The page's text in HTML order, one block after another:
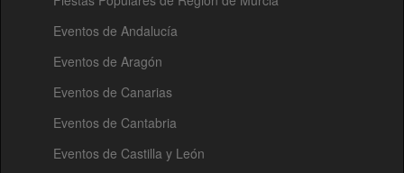
Eventos de Andalucía
Eventos de Aragón
Eventos de Canarias
Eventos de Cantabria
Eventos de Castilla y León